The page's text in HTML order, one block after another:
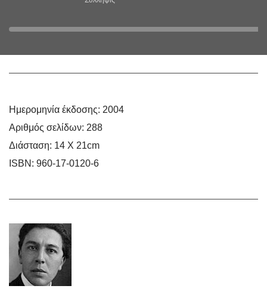
Υπερρεαλισμός και
Ζωγραφική
Ημερομηνία έκδοσης: 2004
Αριθμός σελίδων: 288
Διάσταση: 14 Χ 21cm
ISBN: 960-17-0120-6